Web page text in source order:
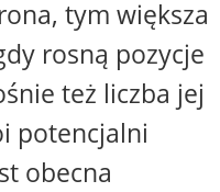
tym większa
rosną pozycje
też liczba jej
potencjalni
obecna